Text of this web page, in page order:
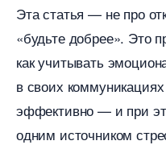
Эта статья — не про
«будьте добрее». Это
как учитывать
своих коммуникациях
эффективно — и при
одним источником